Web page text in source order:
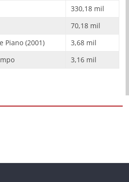
330,18 mil
70,18 mil
Piano (2001)
3,68 mil
3,16 mil